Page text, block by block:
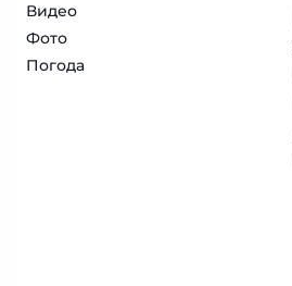
Видео
Фото
Погода